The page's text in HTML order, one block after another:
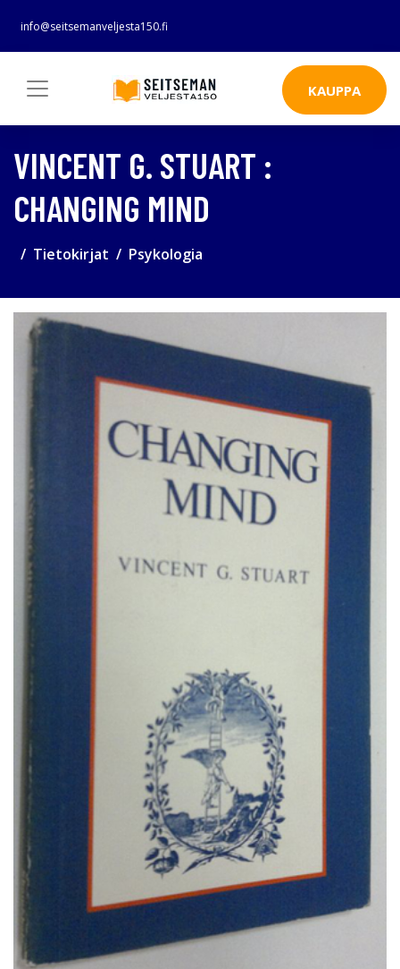
info@seitsemanveljesta150.fi
KAUPPA
VINCENT G. STUART :
CHANGING MIND
Tietokirjat Psykologia